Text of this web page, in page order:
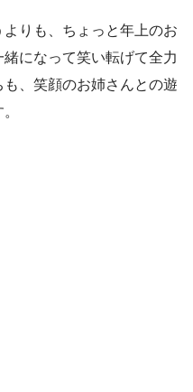
りも、ちょっと年上のお
になって笑い転げて全力
、笑顔のお姉さんとの遊